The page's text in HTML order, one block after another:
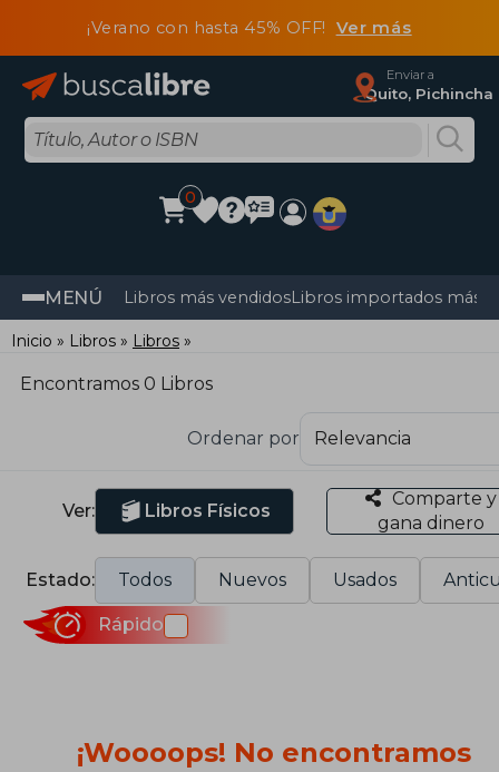
¡Verano con hasta 45% OFF! Ver más
Enviar a
Quito, Pichincha
0
MENÚ Libros más vendidosLibros importados más
Inicio Libros Libros
Encontramos 0 Libros
Ordenar por
Ver: Libros Físicos
Comparte y
gana dinero
Estado: Todos Nuevos Usados
Rápido
¡Woooops! No encontramos